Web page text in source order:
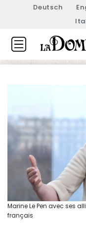
Deutsch
Marine Le Pen avec ses
français